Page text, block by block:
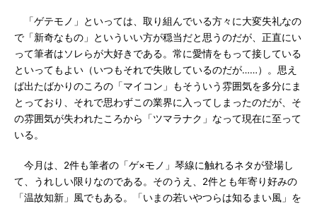
「ゲテモノ」といっては、取り組んでいる方々に大変失礼なの
で「新奇なもの」といういい方が穏当だと思うのだが、正直にい
って筆者はソレらが大好きである。常に愛情をもって接している
といってもよい（いつもそれで失敗しているのだが……）。思え
ば出たばかりのころの「マイコン」もそういう雰囲気を多分にま
とっており、それで思わずこの業界に入ってしまったのだが、そ
の雰囲気が失われたころから「ツマラナク」なって現在に至って
いる。
今月は、2件も筆者の「ゲ×モノ」琴線に触れるネタが登場し
て、うれしい限りなのである。そのうえ、2件とも年寄り好みの
「温故知新」風でもある。「いまの若いやつらは知るまい風」を